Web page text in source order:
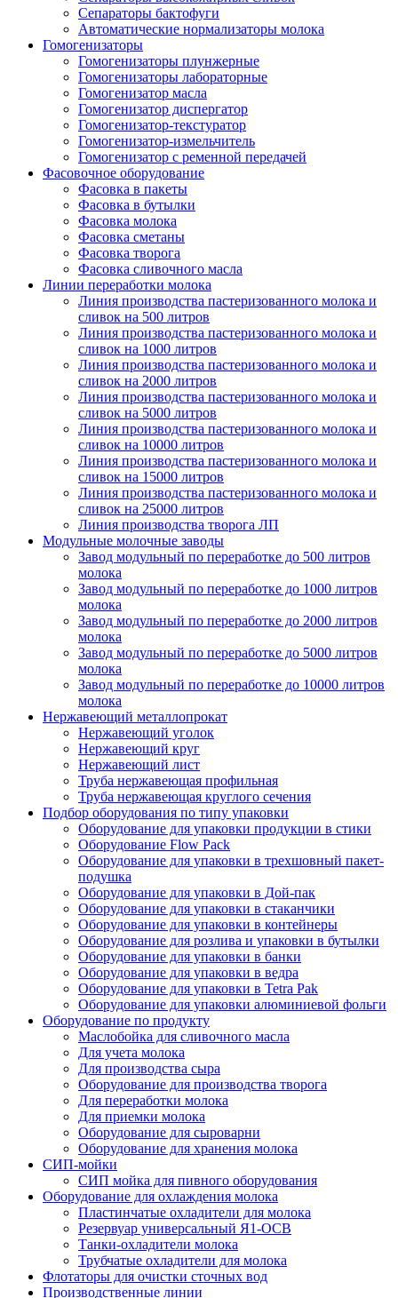
Сепараторы бактофуги
Автоматические нормализаторы молока
Гомогенизаторы
Гомогенизаторы плунжерные
Гомогенизаторы лабораторные
Гомогенизатор масла
Гомогенизатор диспергатор
Гомогенизатор-текстуратор
Гомогенизатор-измельчитель
Гомогенизатор с ременной передачей
Фасовочное оборудование
Фасовка в пакеты
Фасовка в бутылки
Фасовка молока
Фасовка сметаны
Фасовка творога
Фасовка сливочного масла
Линии переработки молока
Линия производства пастеризованного молока и
сливок на 500 литров
Линия производства пастеризованного молока и
сливок на 1000 литров
Линия производства пастеризованного молока и
сливок на 2000 литров
Линия производства пастеризованного молока и
сливок на 5000 литров
Линия производства пастеризованного молока и
сливок на 10000 литров
Линия производства пастеризованного молока и
сливок на 15000 литров
Линия производства пастеризованного молока и
сливок на 25000 литров
Линия производства творога ЛП
Модульные молочные заводы
Завод модульный по переработке до 500 литров
молока
Завод модульный по переработке до 1000 литров
молока
Завод модульный по переработке до 2000 литров
молока
Завод модульный по переработке до 5000 литров
молока
Завод модульный по переработке до 10000 литров
молока
Нержавеющий металлопрокат
Нержавеющий уголок
Нержавеющий круг
Нержавеющий лист
Труба нержавеющая профильная
Труба нержавеющая круглого сечения
Подбор оборудования по типу упаковки
Оборудование для упаковки продукции в стики
Оборудование Flow Pack
Оборудование для упаковки в трехшовный пакет-
подушка
Оборудование для упаковки в Дой-пак
Оборудование для упаковки в стаканчики
Оборудование для упаковки в контейнеры
Оборудование для розлива и упаковки в бутылки
Оборудование для упаковки в банки
Оборудование для упаковки в ведра
Оборудование для упаковки в Tetra Pak
Оборудование для упаковки алюминиевой фольги
Оборудование по продукту
Маслобойка для сливочного масла
Для учета молока
Для производства сыра
Оборудование для производства творога
Для переработки молока
Для приемки молока
Оборудование для сыроварни
Оборудование для хранения молока
СИП-мойки
СИП мойка для пивного оборудования
Оборудование для охлаждения молока
Пластинчатые охладители для молока
Резервуар универсальный Я1-ОСВ
Танки-охладители молока
Трубчатые охладители для молока
Флотаторы для очистки сточных вод
Производственные линии